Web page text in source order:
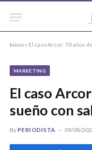
Inicio » El caso Arcor: 70 años
MARKETING
El caso
sueño con
By PERIODISTA 09/08/